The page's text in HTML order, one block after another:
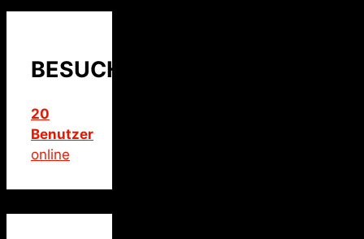
BESUCHER
20
Benutzer
online